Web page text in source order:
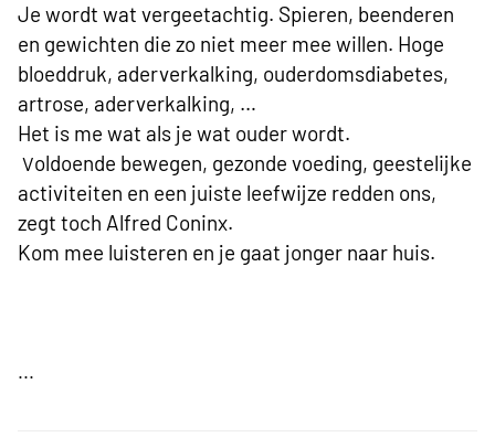
Je wordt wat vergeetachtig. Spieren, beenderen
en gewichten die zo niet meer mee willen. Hoge
bloeddruk, aderverkalking, ouderdomsdiabetes,
artrose, aderverkalking, …
Het is me wat als je wat ouder wordt.
Voldoende bewegen, gezonde voeding, geestelijke
activiteiten en een juiste leefwijze redden ons,
zegt toch Alfred Coninx.
Kom mee luisteren en je gaat jonger naar huis.
...